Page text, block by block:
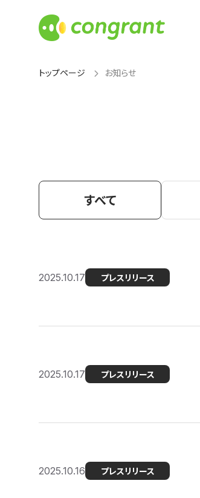
トップページ お知らせ
すべて
2025.10.17 プレスリリース
2025.10.17 プレスリリース
2025.10.16 プレスリリース